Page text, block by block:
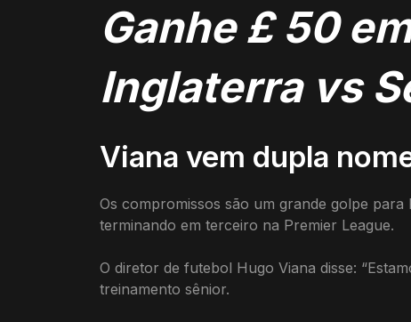
Ganhe £ 50
Inglaterra vs
Viana vem dupla
Os compromissos são um grande golpe
terminando em terceiro na Premier League.
O diretor de futebol Hugo Viana disse:
treinamento sênior.